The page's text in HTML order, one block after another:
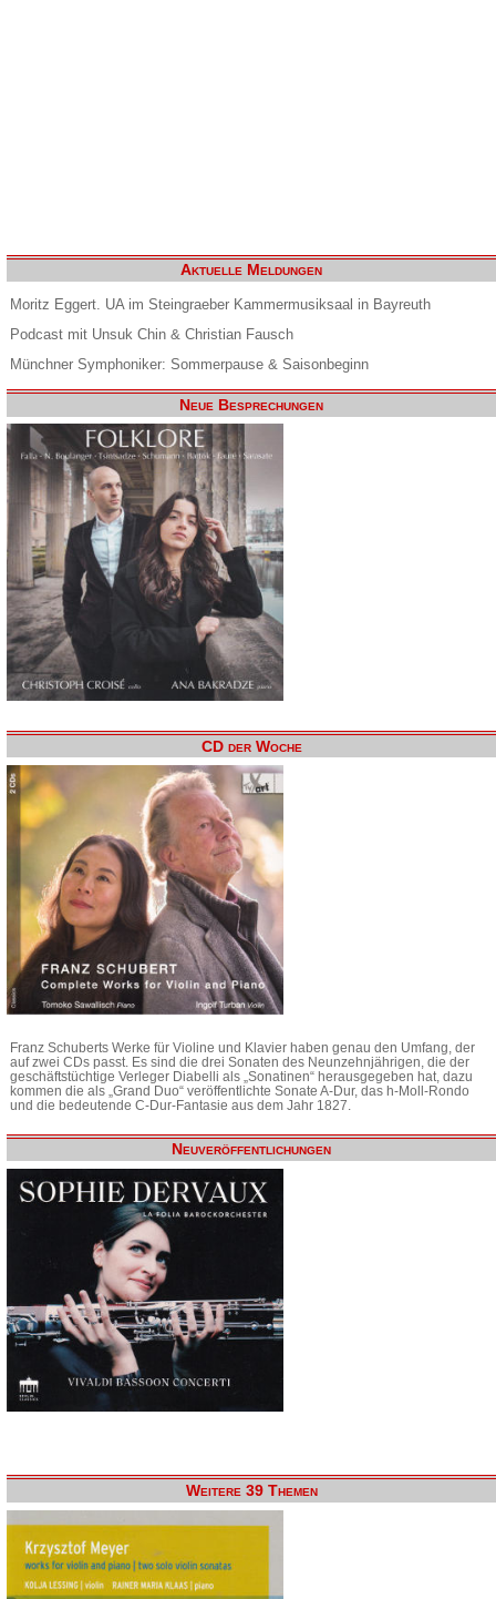
Aktuelle Meldungen
Moritz Eggert. UA im Steingraeber Kammermusiksaal in Bayreuth
Podcast mit Unsuk Chin & Christian Fausch
Münchner Symphoniker: Sommerpause & Saisonbeginn
Neue Besprechungen
CD der Woche
Franz Schuberts Werke für Violine und Klavier haben genau den Umfang, der
auf zwei CDs passt. Es sind die drei Sonaten des Neunzehnjährigen, die der
geschäftstüchtige Verleger Diabelli als „Sonatinen“ herausgegeben hat, dazu
kommen die als „Grand Duo“ veröffentlichte Sonate A-Dur, das h-Moll-Rondo
und die bedeutende C-Dur-Fantasie aus dem Jahr 1827.
Neuveröffentlichungen
Weitere 39 Themen